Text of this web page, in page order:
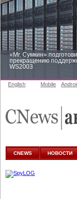
«Mr. Сумкин»
прекращению
WS2003
аналитике
English Mobile
CNEWS НОВОСТИ